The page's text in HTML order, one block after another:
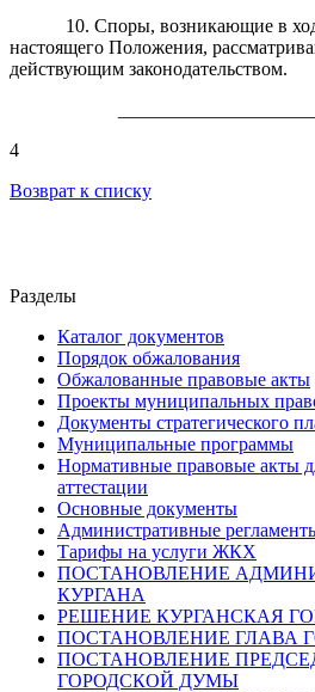
10. Споры, возникающие в
настоящего Положения,
действующим законодательством.
4
Возврат к списку
Разделы
Каталог документов
Порядок обжалования
Обжалованные правовые акты
Проекты муниципальных
Документы стратегического
Муниципальные программы
Нормативные правовые акты
аттестации
Основные документы
Административные
Тарифы на услуги ЖКХ
ПОСТАНОВЛЕНИЕ
КУРГАНА
РЕШЕНИЕ КУРГАНСКАЯ
ПОСТАНОВЛЕНИЕ ГЛАВА
ПОСТАНОВЛЕНИЕ
ГОРОДСКОЙ ДУМЫ